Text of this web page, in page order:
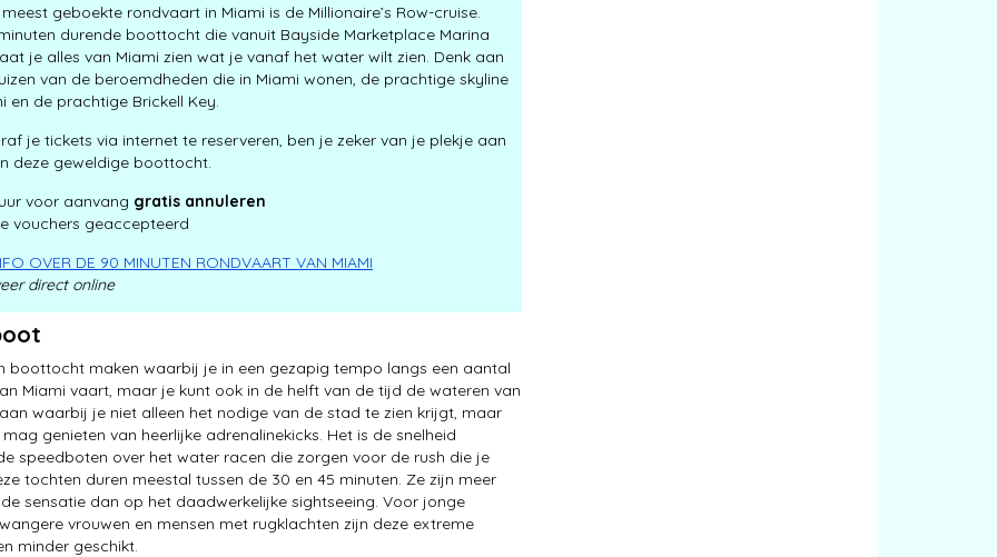
geboekte rondvaart in Miami is de Millionaire’s Row-cruise.
durende boottocht die vanuit Bayside Marketplace Marina
je alles van Miami zien wat je vanaf het water wilt zien. Denk aan
van de beroemdheden die in Miami wonen, de prachtige skyline
en de prachtige Brickell Key.
je tickets via internet te reserveren, ben je zeker van je plekje aan
deze geweldige boottocht.
voor aanvang gratis annuleren
vouchers geaccepteerd
OVER DE 90 MINUTEN RONDVAART VAN MIAMI
direct online
boottocht maken waarbij je in een gezapig tempo langs een aantal
Miami vaart, maar je kunt ook in de helft van de tijd de wateren van
waarbij je niet alleen het nodige van de stad te zien krijgt, maar
genieten van heerlijke adrenalinekicks. Het is de snelheid
speedboten over het water racen die zorgen voor de rush die je
tochten duren meestal tussen de 30 en 45 minuten. Ze zijn meer
sensatie dan op het daadwerkelijke sightseeing. Voor jonge
vrouwen en mensen met rugklachten zijn deze extreme
minder geschikt.